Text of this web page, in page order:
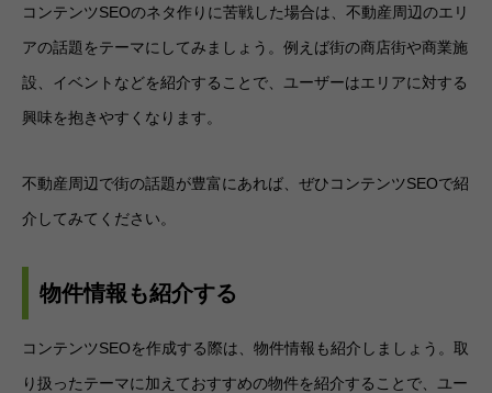
コンテンツSEOのネタ作りに苦戦した場合は、不動産周辺のエリ
アの話題をテーマにしてみましょう。例えば街の商店街や商業施
設、イベントなどを紹介することで、ユーザーはエリアに対する
興味を抱きやすくなります。
不動産周辺で街の話題が豊富にあれば、ぜひコンテンツSEOで紹
介してみてください。
物件情報も紹介する
コンテンツSEOを作成する際は、物件情報も紹介しましょう。取
り扱ったテーマに加えておすすめの物件を紹介することで、ユー